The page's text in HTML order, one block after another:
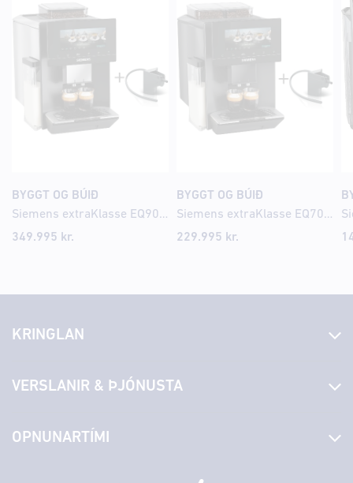
BYGGT OG BÚIÐ
Siemens extraKlasse EQ900 iAroma Espresso kaffivél
349.995 kr.
BYGGT OG BÚIÐ
Siemens extraKlasse EQ700 iAroma Espresso kaffivél
229.995 kr.
KRINGLAN
Laus störf
Hafðu samband
VERSLANIR & ÞJÓNUSTA
Borgarbókasafn
OPNUNARTÍMI